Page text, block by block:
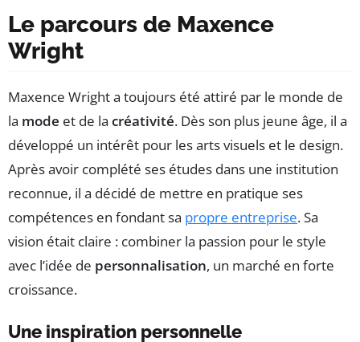
Le parcours de Maxence
Wright
Maxence Wright a toujours été attiré par le monde de
la mode et de la créativité. Dès son plus jeune âge, il a
développé un intérêt pour les arts visuels et le design.
Après avoir complété ses études dans une institution
reconnue, il a décidé de mettre en pratique ses
compétences en fondant sa propre entreprise. Sa
vision était claire : combiner la passion pour le style
avec l’idée de personnalisation, un marché en forte
croissance.
Une inspiration personnelle